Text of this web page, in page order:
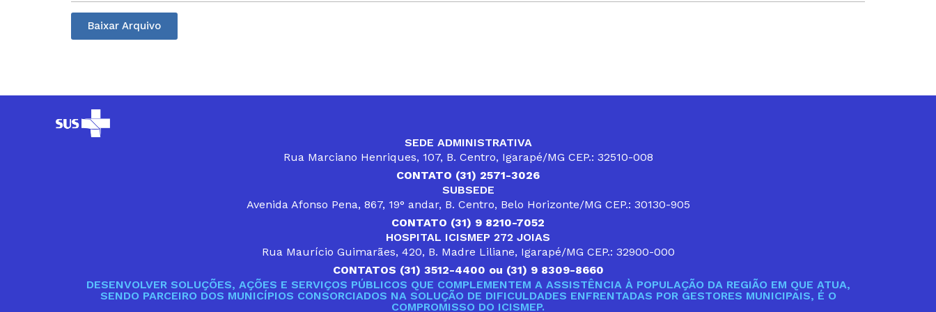
Baixar Arquivo
SEDE ADMINISTRATIVA
Rua Marciano Henriques, 107, B. Centro, Igarapé/MG CEP.: 32510-008
CONTATO (31) 2571-3026
SUBSEDE
Avenida Afonso Pena, 867, 19° andar, B. Centro, Belo Horizonte/MG CEP.: 30130-905
CONTATO (31) 9 8210-7052
HOSPITAL ICISMEP 272 JOIAS
Rua Maurício Guimarães, 420, B. Madre Liliane, Igarapé/MG CEP.: 32900-000
CONTATOS (31) 3512-4400 ou (31) 9 8309-8660
DESENVOLVER SOLUÇÕES, AÇÕES E SERVIÇOS PÚBLICOS QUE COMPLEMENTEM A ASSISTÊNCIA À POPULAÇÃO DA REGIÃO EM QUE ATUA,
SENDO PARCEIRO DOS MUNICÍPIOS CONSORCIADOS NA SOLUÇÃO DE DIFICULDADES ENFRENTADAS POR GESTORES MUNICIPAIS, É O
COMPROMISSO DO ICISMEP.